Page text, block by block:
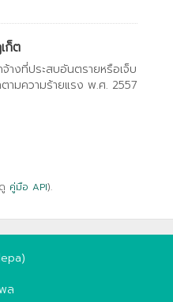
ก็ต
งที่ประสบอันตรายหรือเจ็บ
ามความร้ายแรง พ.ศ. 2557
คู่มือ API).
ล